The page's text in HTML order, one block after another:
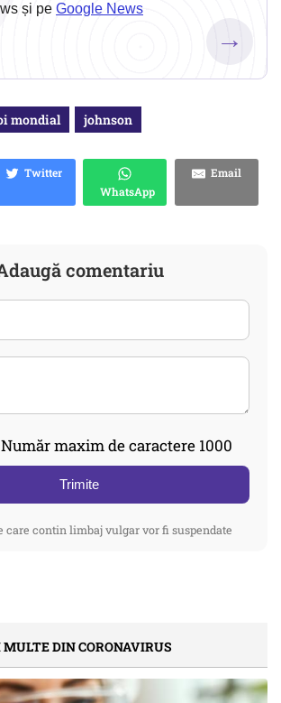
și pe Google News
→
mondial johnson
Twitter
WhatsApp
Email
comentariu
maxim de caractere 1000
Trimite
care contin limbaj vulgar vor fi suspendate
DIN CORONAVIRUS